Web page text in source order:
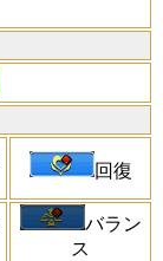
回復
バラン
ス